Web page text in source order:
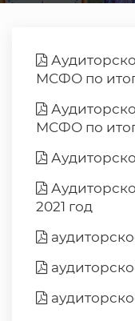
МСФО по
МСФО по
2021 год